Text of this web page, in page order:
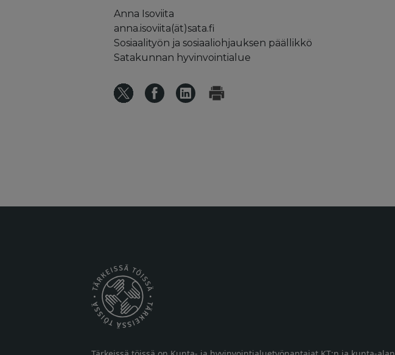
Anna Isoviita
anna.isoviita(ät)sata.fi
Sosiaalityön ja sosiaaliohjauksen päällikkö
Satakunnan hyvinvointialue